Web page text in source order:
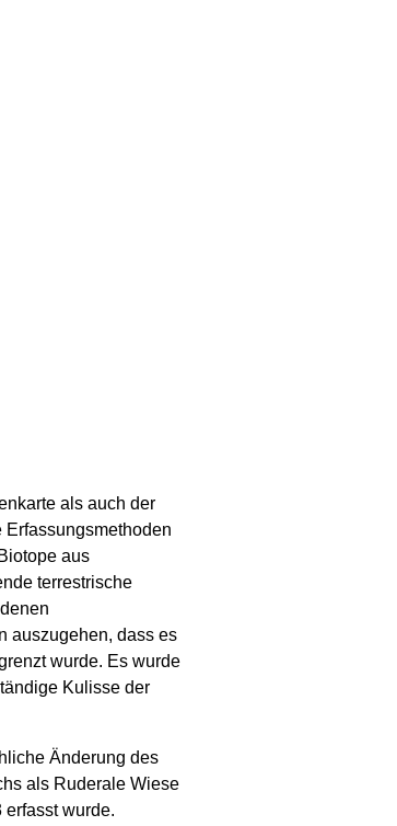
als auch der
aus
terrestrische
auszugehen, dass es
wurde. Es wurde
Kulisse der
Änderung des
als Ruderale Wiese
wurde.